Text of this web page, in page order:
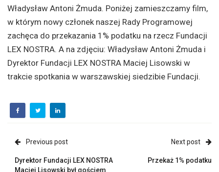
Władysław Antoni Żmuda. Poniżej zamieszczamy film,
w którym nowy członek naszej Rady Programowej
zachęca do przekazania 1% podatku na rzecz Fundacji
LEX NOSTRA. A na zdjęciu: Władysław Antoni Żmuda i
Dyrektor Fundacji LEX NOSTRA Maciej Lisowski w
trakcie spotkania w warszawskiej siedzibie Fundacji.
Previous post
Dyrektor Fundacji LEX NOSTRA
Maciej Lisowski był gościem
Next post
Przekaż 1% podatku